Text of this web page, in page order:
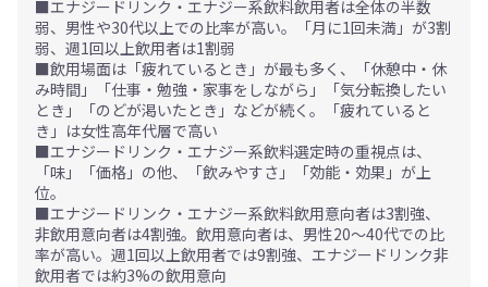
■エナジードリンク・エナジー系飲料飲用者は全体の半数
弱、男性や30代以上での比率が高い。「月に1回未満」が3割
弱、週1回以上飲用者は1割弱
■飲用場面は「疲れているとき」が最も多く、「休憩中・休
み時間」「仕事・勉強・家事をしながら」「気分転換したい
とき」「のどが渇いたとき」などが続く。「疲れていると
き」は女性高年代層で高い
■エナジードリンク・エナジー系飲料選定時の重視点は、
「味」「価格」の他、「飲みやすさ」「効能・効果」が上
位。
■エナジードリンク・エナジー系飲料飲用意向者は3割強、
非飲用意向者は4割強。飲用意向者は、男性20～40代での比
率が高い。週1回以上飲用者では9割強、エナジードリンク非
飲用者では約3%の飲用意向